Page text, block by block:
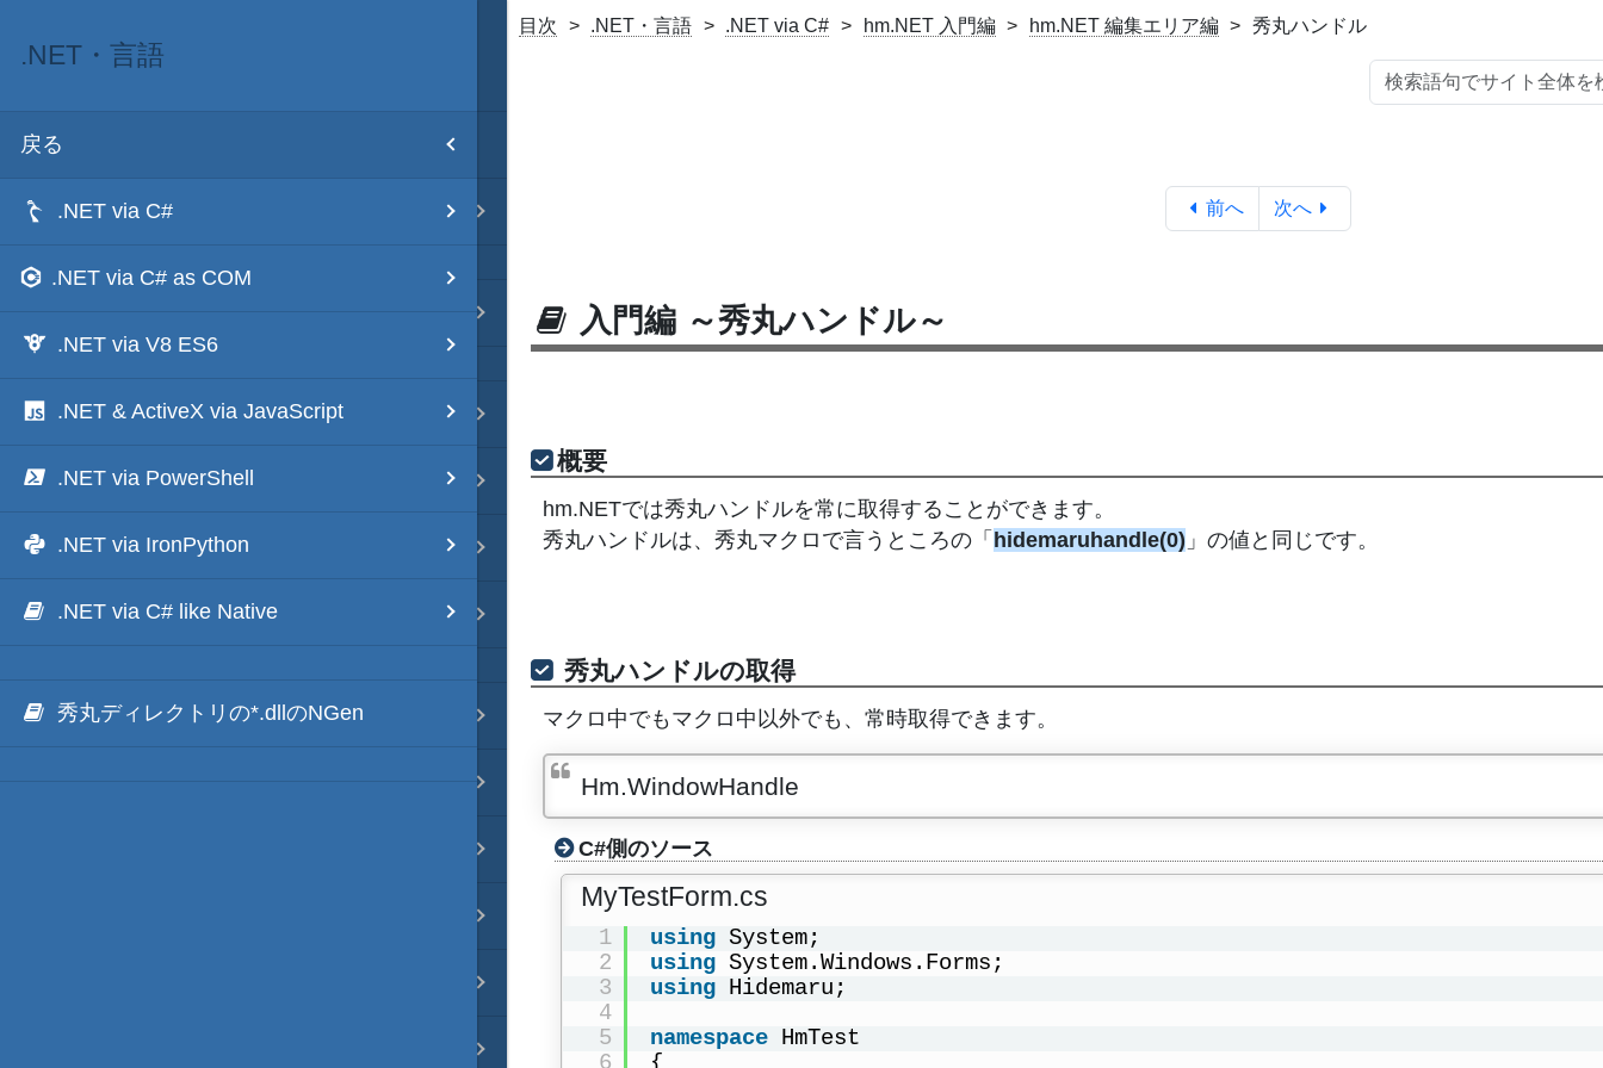
目次
テキスト AI
.NET・言語
.NET・言語
戻る
.NET via C#
.NET via C# as COM
.NET via V8 ES6
.NET & ActiveX via JavaScript
.NET via PowerShell
.NET via IronPython
.NET via C# like Native
秀丸ディレクトリの*.dllのNGen
軽量・言語
Java・言語
ネイティブ・言語
プレビュー
目次 .NET・言語 .NET via C# hm.NET 入門編 hm.NET 編集エリア編 秀丸ハンドル
前へ 次へ
入門編 ～秀丸ハンドル～
概要
hm.NETでは秀丸ハンドルを常に取得することができます。
秀丸ハンドルは、秀丸マクロで言うところの「 hidemaruhandle(0) 」の値と同じです。
秀丸ハンドルの取得
マクロ中でもマクロ中以外でも、常時取得できます。
Hm.WindowHandle
C#側のソース
MyTestForm.cs
1
2
3
4
5
using System;
using System.Windows.Forms;
using Hidemaru;
namespace HmTest